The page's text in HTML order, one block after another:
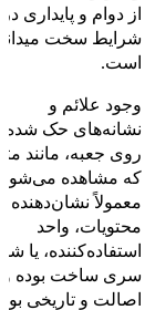
از دوام و پایداری در
شرایط سخت
است.
وجود علائم و
نشانه‌های حک شده
روی جعبه، مانند
که مشاهده
معمولاً نشان‌دهنده
محتویات، واحد
استفاده‌کننده، یا
سری ساخت بوده و
اصالت و تاریخی